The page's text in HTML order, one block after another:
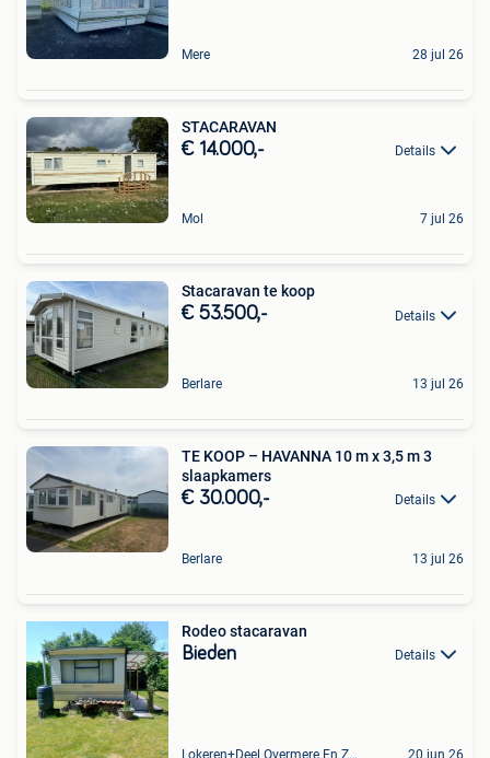
Mere 28 jul 26
STACARAVAN
€ 14.000,- Details
Mol 7 jul 26
Stacaravan te koop
€ 53.500,- Details
Berlare 13 jul 26
TE KOOP – HAVANNA 10 m x 3,5 m 3
slaapkamers
€ 30.000,- Details
Berlare 13 jul 26
Rodeo stacaravan
Bieden Details
Lokeren+Deel Overmere En Zele 20 jun 26